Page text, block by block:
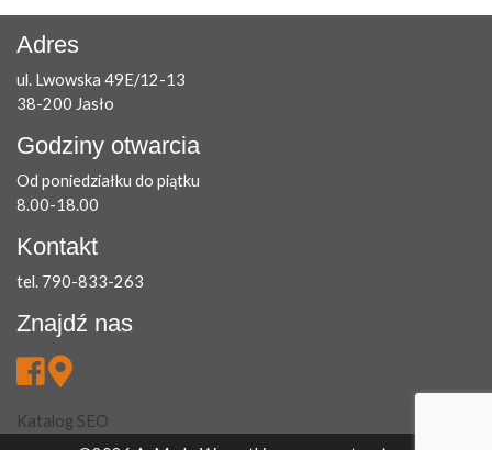
Adres
ul. Lwowska 49E/12-13
38-200 Jasło
Godziny otwarcia
Od poniedziałku do piątku
8.00-18.00
Kontakt
tel. 790-833-263
Znajdź nas
Katalog SEO